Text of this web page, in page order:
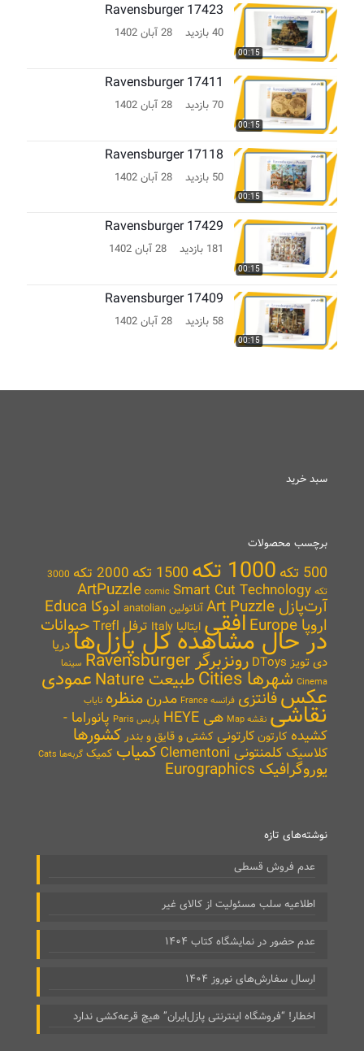
00:15
Ravensburger 17423
40 بازدید 28 آبان 1402
00:15
Ravensburger 17411
70 بازدید 28 آبان 1402
00:15
Ravensburger 17118
50 بازدید 28 آبان 1402
00:15
Ravensburger 17429
181 بازدید 28 آبان 1402
00:15
Ravensburger 17409
58 بازدید 28 آبان 1402
سبد خرید
برچسب محصولات
500 تکه 1000 تکه 1500 تکه 2000 تکه
3000
تکه
ArtPuzzle comic Smart Cut Technology
آرت‌پازل Art Puzzle آناتولین anatolian ادوکا Educa
اروپا Europe افقی ایتالیا Italy ترفل Trefl حیواناتدر حال مشاهده کل پازل‌هادریا
دی تویز DToys
رونزبرگر Ravensburger
سینما
Cinema شهرها Cities طبیعت Nature عمودی
عکسفانتزی فرانسه France مدرنمنظره نایاب نقاشی نقشه Map هی HEYE پاریس Paris
پانوراما -
کشیده کارتونکارتونی کشتی و قایق و بندر کشورها
کلاسیککلمنتونی Clementoni کمیاب کمیک گربه‌ها Cats
یوروگرافیک Eurographics
نوشته‌های تازه
عدم فروش قسطی
اطلاعیه سلب مسئولیت از کالای غیر
عدم حضور در نمایشگاه کتاب ۱۴۰۴
ارسال سفارش‌های نوروز ۱۴۰۴
اخطار! “فروشگاه اینترنتی پازل‌ایران” هیچ قرعه‌کشی ندارد